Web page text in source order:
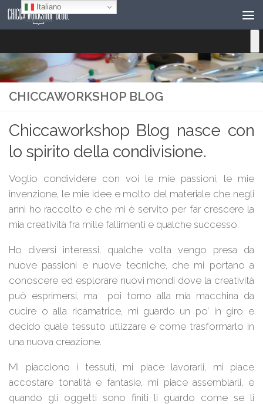
Salta al contenuto
CHICCAWORKSHOP BLOG
Chiccaworkshop Blog nasce con
lo spirito della condivisione.
Voglio condividere con voi le mie passioni, le mie
invenzione, le mie idee e molto del materiale che negli
anni ho raccolto e che mi è servito per far crescere la
mia creatività fra mille fallimenti e qualche successo.
Ho diversi interessi, qualche volta vengo presa da
nuove passioni e nuove tecniche, che mi portano a
conoscere ed esplorare nuovi mondi dove la creatività
può esprimersi, ma poi torno alla mia macchina da
cucire o alla ricamatrice, mi guardo un po’ in giro e
decido quale tessuto utlizzare e come trasformarlo in
una nuova creazione.
Mi piacciono i tessuti, mi piace lavorarli, mi piace
accostare tonalità e fantasie, mi piace assemblarli, e
quando gli oggetti sono finiti li guardo come se li
Italiano